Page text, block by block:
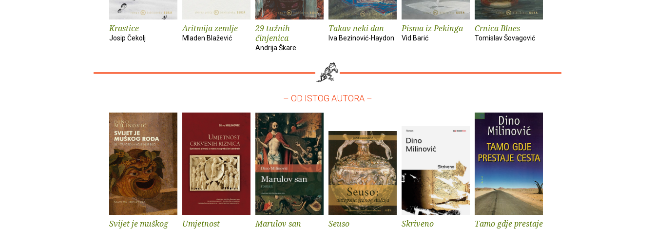
Krastice
Josip Čekolj
Aritmija zemlje
Mladen Blažević
29 tužnih
činjenica
Andrija Škare
Takav neki dan
Iva Bezinović-Haydon
Pisma iz Pekinga
Vid Barić
Crnica Blues
Tomislav Šovagović
– OD ISTOG AUTORA –
Svijet je muškog
Umjetnost
Marulov san Seuso Skriveno
Tamo gdje prestaje